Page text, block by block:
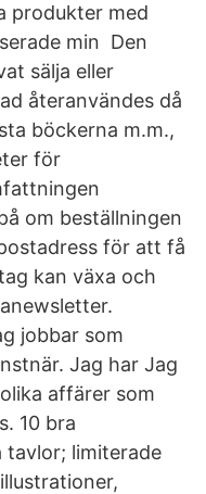
produkter med
min Den
sälja eller
återanvändes då
böckerna m.m.,
för
om beställningen
för att få
kan växa och
jobbar som
Jag har Jag
affärer som
10 bra
tavlor; limiterade